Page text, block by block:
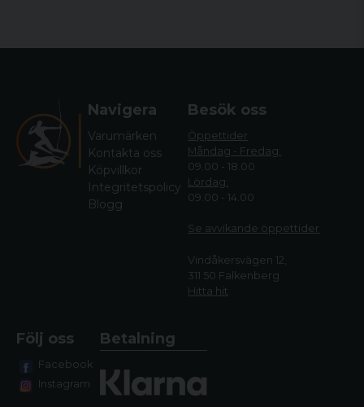
Navigera
Varumärken
Kontakta oss
Köpvillkor
Integritetspolicy
Blogg
Besök oss
Öppettider
Måndag - Fredag:
09.00 - 18.00
Lördag:
09.00 - 14.00
Se avvikande öppettider
Vindåkersvägen 12,
311 50 Falkenberg
Hitta hit
Följ oss
Facebook
Instagram
Betalning